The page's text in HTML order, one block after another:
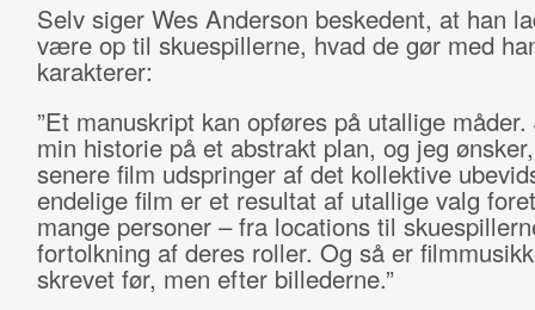
Selv siger Wes Anderson beskedent, at han
være op til skuespillerne, hvad de gør med
karakterer:
”Et manuskript kan opføres på utallige
min historie på et abstrakt plan, og jeg
senere film udspringer af det kollektive
endelige film er et resultat af utallige valg
mange personer – fra locations til
fortolkning af deres roller. Og så er
skrevet før, men efter billederne.”